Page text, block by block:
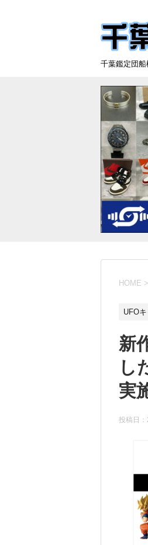
千葉鑑定団
HOME >
UFO
新
し
実
投稿日：